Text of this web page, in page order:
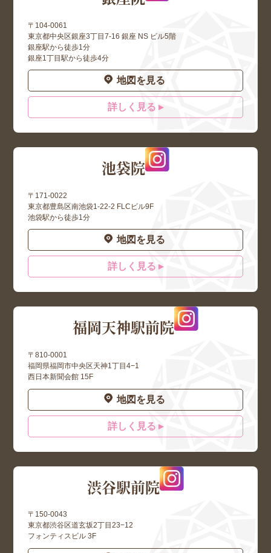
〒104-0061
東京都中央区銀座3丁目7-16 銀座 NS ビル5階
銀座駅から徒歩1分
銀座1丁目駅から徒歩4分
地図を見る
詳しく見る ▸
池袋院
〒171-0022
東京都豊島区南池袋1-22-2 FLCビル9F
池袋駅から徒歩1分
地図を見る
詳しく見る ▸
福岡天神駅前院
〒810-0001
福岡県福岡市中央区天神1丁目4−1
西日本新聞会館 15F
地図を見る
詳しく見る ▸
渋谷駅前院
〒150-0043
東京都渋谷区道玄坂2丁目23−12
フォンティスビル 3F